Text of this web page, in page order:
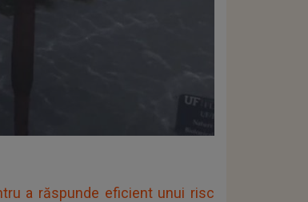
a răspunde eficient unui risc